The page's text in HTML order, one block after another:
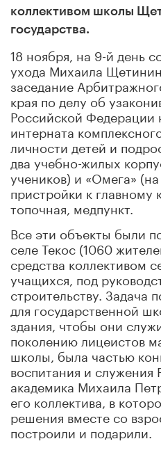
коллективом школы
государства.
18 ноября, на 9-й день
ухода Михаила
заседание
края по делу об
Российской Федерации
интерната
личности детей и
два учебно-жилых
учеников) и «Омега» (на
пристройки к главному
топочная, медпункт.
Все эти объекты были
селе Текос (1060
средства коллективом
учащихся, под
строительству. Задача
для государственной
здания, чтобы они
поколению лицеистов
школы, была частью
воспитания и
академика Михаила
его коллектива, в
решения вместе со
построили и подарили.